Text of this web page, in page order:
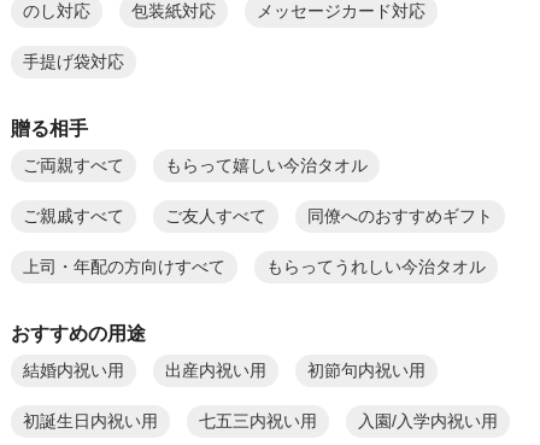
のし対応 包装紙対応 メッセージカード対応
手提げ袋対応
贈る相手
ご両親すべて もらって嬉しい今治タオル
ご親戚すべて ご友人すべて 同僚へのおすすめギフト
上司・年配の方向けすべて もらってうれしい今治タオル
おすすめの用途
結婚内祝い用 出産内祝い用 初節句内祝い用
初誕生日内祝い用 七五三内祝い用 入園/入学内祝い用